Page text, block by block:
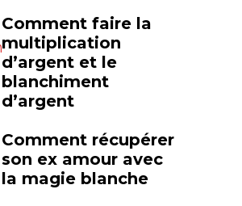
Comment faire la
multiplication
d’argent et le
blanchiment
d’argent
Comment récupérer
son ex amour avec
la magie blanche